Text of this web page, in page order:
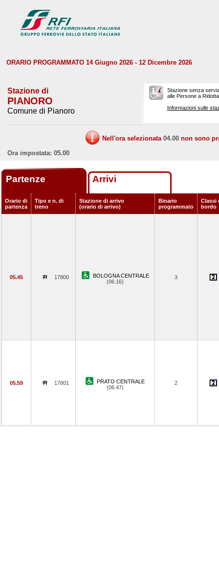
ORARIO PROGRAMMATO 14 Giugno 2026 - 12 Dicembre 2026
Stazione di
PIANORO
Comune di Pianoro
Stazione senza
alle Persone a
Informazioni sulle
Nell'ora selezionata 04.00 non sono
Ora impostata: 05.00
Partenze Arrivi
Orario di
partenza
Tipo e n. di
treno
Stazione di arrivo
(orario di arrivo)
Binario
programmato
Classi
bordo
05.45 17800
BOLOGNA CENTRALE
(06.16)
3
05.59 17801
PRATO CENTRALE
(06.47)
2